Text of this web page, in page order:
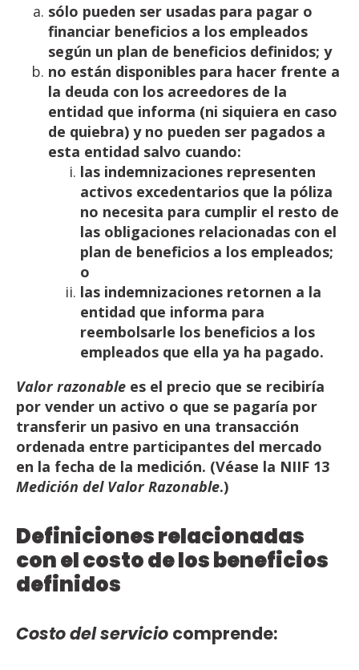
sólo pueden ser usadas para pagar o
financiar beneficios a los empleados
según un plan de beneficios definidos; y
no están disponibles para hacer frente a
la deuda con los acreedores de la
entidad que informa (ni siquiera en caso
de quiebra) y no pueden ser pagados a
esta entidad salvo cuando:
las indemnizaciones representen
activos excedentarios que la póliza
no necesita para cumplir el resto de
las obligaciones relacionadas con el
plan de beneficios a los empleados;
o
las indemnizaciones retornen a la
entidad que informa para
reembolsarle los beneficios a los
empleados que ella ya ha pagado.
Valor razonable es el precio que se recibiría
por vender un activo o que se pagaría por
transferir un pasivo en una transacción
ordenada entre participantes del mercado
en la fecha de la medición. (Véase la NIIF 13
Medición del Valor Razonable.)
Definicionesrelacionadas
conel costodelosbeneficios
definidos
Costodelservicio comprende: